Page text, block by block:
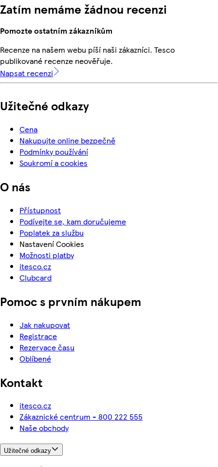
Zatím nemáme žádnou recenzi
Pomozte ostatním zákazníkům
Recenze na našem webu píší naši zákazníci. Tesco
publikované recenze neověřuje.
Napsat recenzi
Užitečné odkazy
Cena
Nakupujte online bezpečně
Podmínky používání
Soukromí a cookies
O nás
Přístupnost
Podívejte se, kam doručujeme
Poplatek za službu
Nastavení Cookies
Možnosti platby
itesco.cz
Clubcard
Pomoc s prvním nákupem
Jak nakupovat
Registrace
Rezervace času
Oblíbené
Kontakt
itesco.cz
Zákaznické centrum - 800 222 555
Naše obchody
Užitečné odkazy